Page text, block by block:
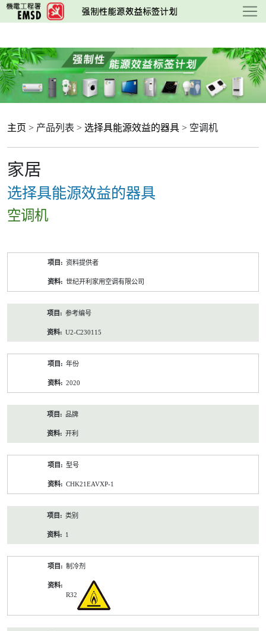
跳
至
要
内
容
主页 > 产品列表 > 选择具能源效益的器具 > 空调机
家居
选择具能源效益的器具
空调机
资料提供者
世纪开利家用空调有限公司
参考编号
U2-C230115
年份
2020
品牌
开利
型号
CHK21EAVXP-1
类别
1
制冷剂
R32